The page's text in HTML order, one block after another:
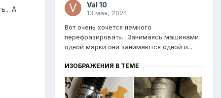
А
Val 10
13 мая, 2024
Вот очень хочется немного
перефразировать. Занимаясь машинами
одной марки они занимаются одной и...
ИЗОБРАЖЕНИЯ В ТЕМЕ